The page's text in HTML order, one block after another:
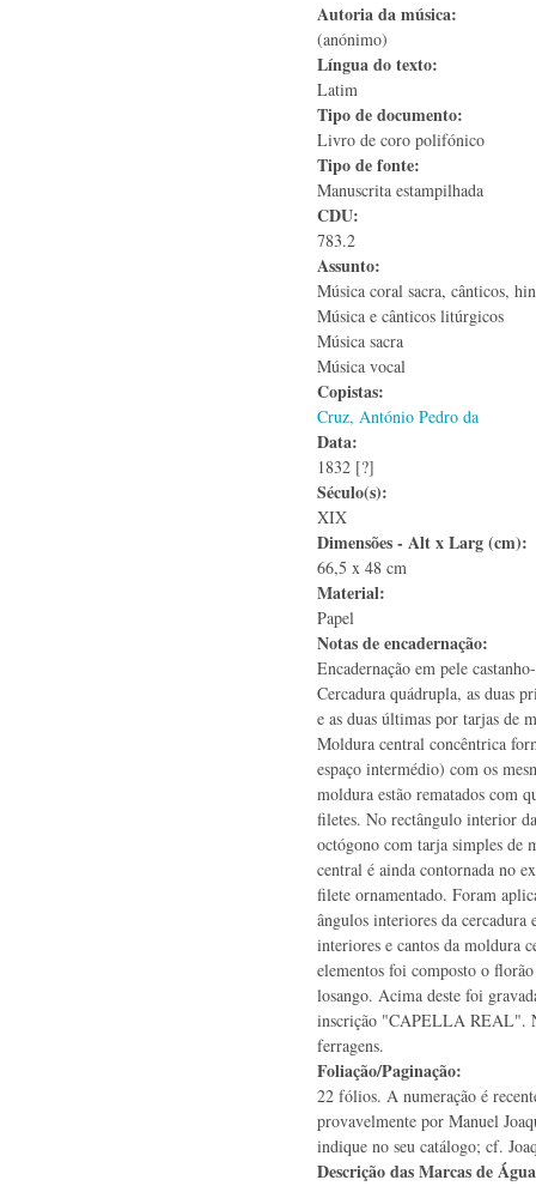
Autoria da música:
(anónimo)
Língua do texto:
Latim
Tipo de documento:
Livro de coro polifónico
Tipo de fonte:
Manuscrita estampilhada
CDU:
783.2
Assunto:
Música coral sacra, cânticos,
Música e cânticos litúrgicos
Música sacra
Música vocal
Copistas:
Cruz, António Pedro da
Data:
1832 [?]
Século(s):
XIX
Dimensões - Alt x Larg (cm):
66,5 x 48 cm
Material:
Papel
Notas de encadernação:
Encadernação em pele
Cercadura quádrupla, as duas
e as duas últimas por tarjas de
Moldura central concêntrica
espaço intermédio) com os
moldura estão rematados com
filetes. No rectângulo interior
octógono com tarja simples de
central é ainda contornada no
filete ornamentado. Foram
ângulos interiores da cercadura
interiores e cantos da moldura
elementos foi composto o
losango. Acima deste foi
inscrição "CAPELLA REAL".
ferragens.
Foliação/Paginação:
22 fólios. A numeração é
provavelmente por Manuel
indique no seu catálogo; cf.
Descrição das Marcas de